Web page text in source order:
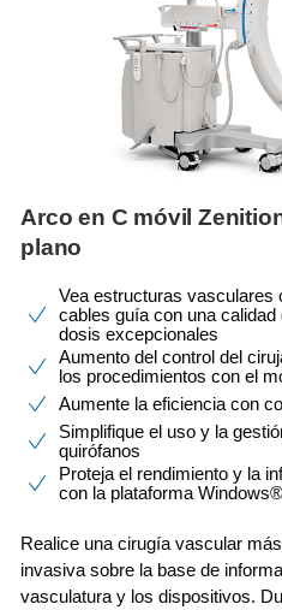
Arco en C móvil
plano
Vea estructuras
cables guía con una
dosis excepcionales
Aumento del control del
los procedimientos con el
Aumente la eficiencia con
Simplifique el uso y la
quirófanos
Proteja el rendimiento y la
con la plataforma Windows®
Realice una cirugía vascular
invasiva sobre la base de
vasculatura y los dispositivos.